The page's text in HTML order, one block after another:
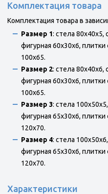
Комплектация товара
Комплектация товара в
Размер 1: стела 80x40x5,
фигурная 60х30х6,
100х65.
Размер 2: стела 80x40x6,
фигурная 60х30х6,
100х65.
Размер 3: стела
фигурная 65х30х6,
120х70.
Размер 4: стела
фигурная 65х30х6,
120х70.
Характеристики